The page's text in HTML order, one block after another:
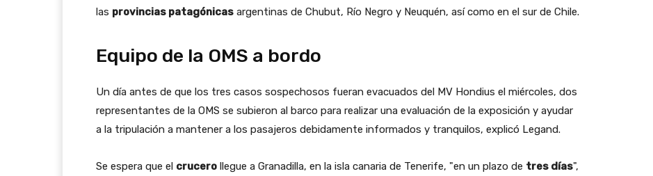
las provincias patagónicas argentinas de Chubut, Río Negro y Neuquén, así como en el sur de Chile.
Equipo de la OMS a bordo
Un día antes de que los tres casos sospechosos fueran evacuados del MV Hondius el miércoles, dos
representantes de la OMS se subieron al barco para realizar una evaluación de la exposición y ayudar
a la tripulación a mantener a los pasajeros debidamente informados y tranquilos, explicó Legand.
Se espera que el crucero llegue a Granadilla, en la isla canaria de Tenerife, "en un plazo de tres días",